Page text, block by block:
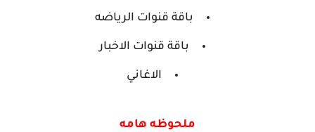
باقة قنوات الرياضه
باقة قنوات الاخبار
الاغاني
ملحوظه هامه